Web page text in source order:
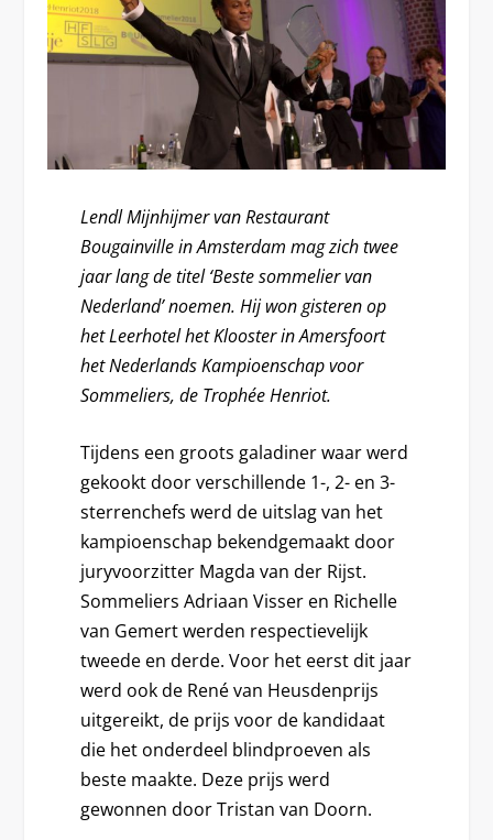
Lendl Mijnhijmer van Restaurant
Bougainville in Amsterdam mag zich twee
jaar lang de titel ‘Beste sommelier van
Nederland’ noemen. Hij won gisteren op
het Leerhotel het Klooster in Amersfoort
het Nederlands Kampioenschap voor
Sommeliers, de Trophée Henriot.
Tijdens een groots galadiner waar werd
gekookt door verschillende 1-, 2- en 3-
sterrenchefs werd de uitslag van het
kampioenschap bekendgemaakt door
juryvoorzitter Magda van der Rijst.
Sommeliers Adriaan Visser en Richelle
van Gemert werden respectievelijk
tweede en derde. Voor het eerst dit jaar
werd ook de René van Heusdenprijs
uitgereikt, de prijs voor de kandidaat
die het onderdeel blindproeven als
beste maakte. Deze prijs werd
gewonnen door Tristan van Doorn.